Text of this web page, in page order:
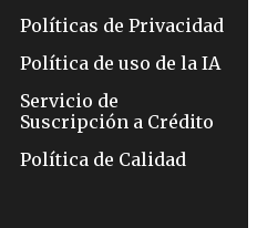
Políticas de Privacidad
Política de uso de la IA
Servicio de
Suscripción a Crédito
Política de Calidad